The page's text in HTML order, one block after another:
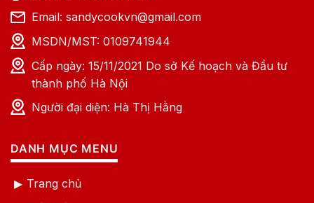
Dồi sụn hấp loại đặc biệt Hùng Việt có gì
hơn so với các sản phẩm khác trên thị
trường?
Sử dụng lòng non heo – hương vị truyền thống “bùng
nổ”
vị thơm ngon, đậm đà, hấp dẫn mọi thực khách. Đặc
biệt, Hùng Việt sử dụng lòng non heo thay vì vỏ
collagen, đảm bảo dồi sụn không bị teo khi
Email: sandycookvn@gmail.com
MSDN/MST: 0109741944
Cấp ngày: 15/11/2021 Do sở Kế hoạch và Đầu tư
thành phố Hà Nội
Người đại diện: Hà Thị Hằng
DANH MỤC MENU
Trang chủ